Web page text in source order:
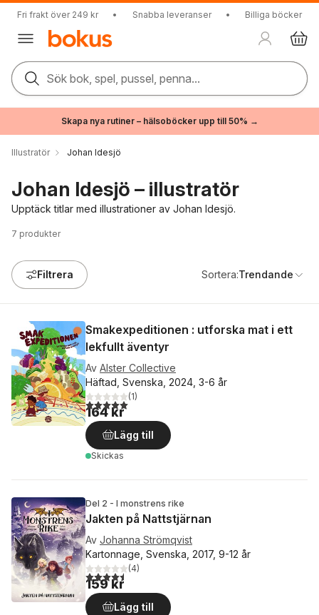
Fri frakt över 249 kr • Snabba leveranser • Billiga böcker
Sök bok, spel, pussel, penna...
Skapa nya rutiner – hälsoböcker upp till 50% →
Illustratör Johan Idesjö
Johan Idesjö – illustratör
Upptäck titlar med illustrationer av Johan Idesjö.
7 produkter
Filtrera Sortera:Trendande
Smakexpeditionen : utforska mat i ett
lekfullt äventyr
Av Alster Collective
Häftad, Svenska, 2024, 3-6 år
5,0utav 5 stjärnor. Totalt antal röster:
(1)
164 kr
Lägg till
Skickas
Del 2 - I monstrens rike
Jakten på Nattstjärnan
Av Johanna Strömqvist
Kartonnage, Svenska, 2017, 9-12 år
4,5utav 5 stjärnor. Totalt antal röster:
(4)
159 kr
Lägg till